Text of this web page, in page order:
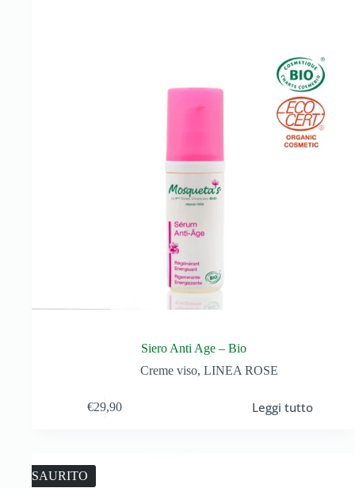
Siero Anti Age – Bio
Creme viso, LINEA ROSE
€29,90 Leggi tutto
ESAURITO